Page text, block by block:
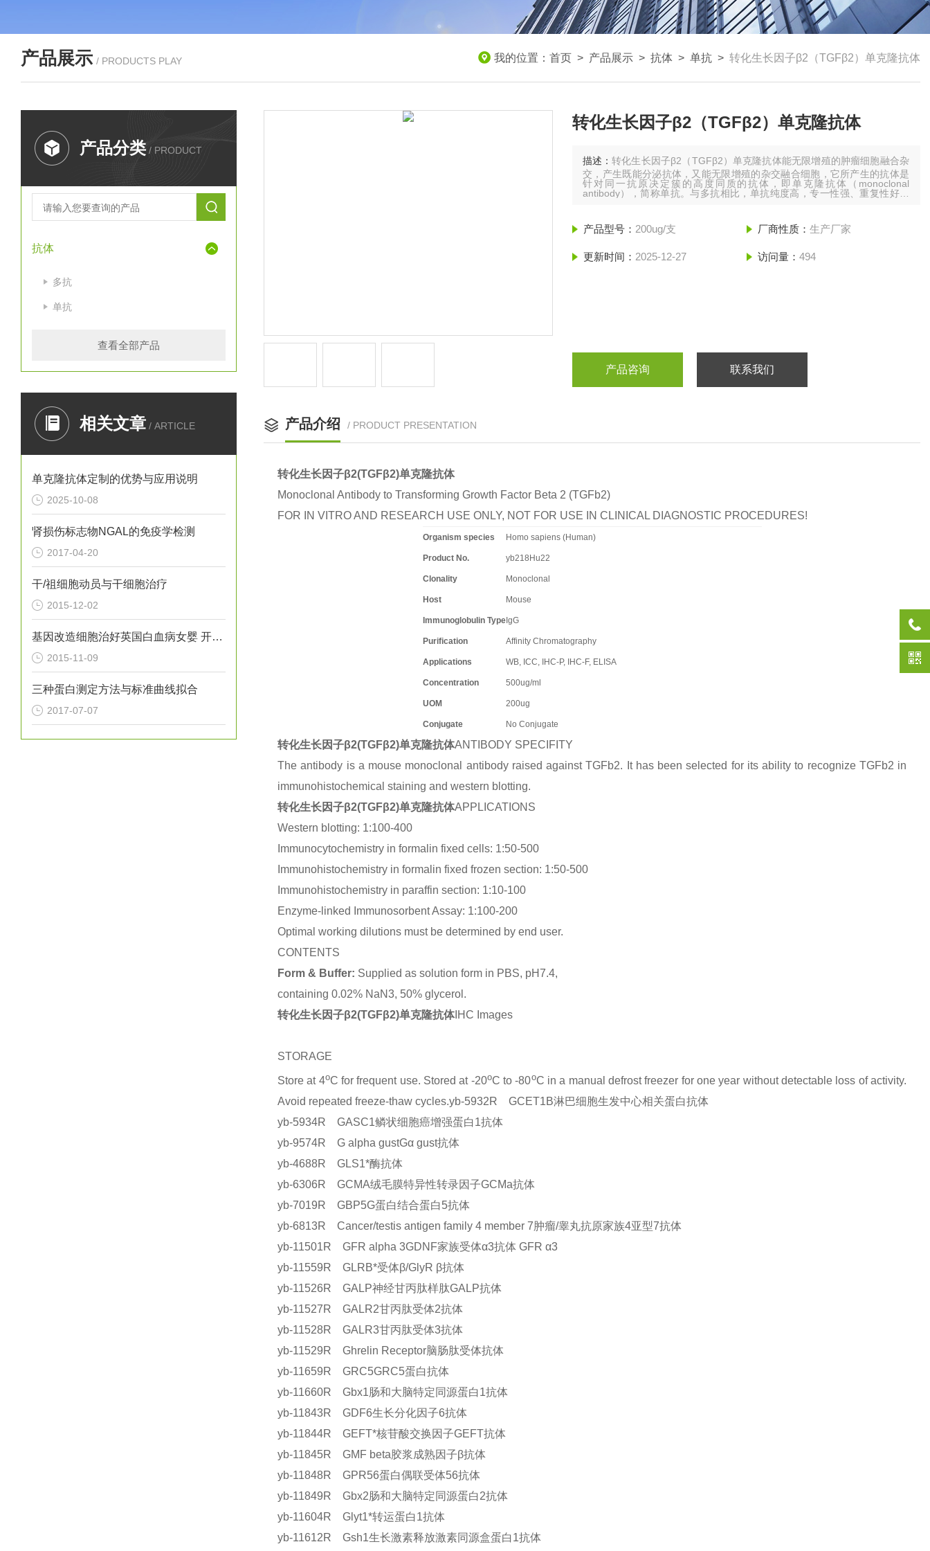
产品展示 / PRODUCTS PLAY 我的位置： 首页 > 产品展示 > 抗体 > 单抗 > 转化生长因子β2（TGFβ2）单克隆抗体
产品分类 / PRODUCT
抗体
多抗
单抗
查看全部产品
相关文章 / ARTICLE
单克隆抗体定制的优势与应用说明
2025-10-08
肾损伤标志物NGAL的免疫学检测
2017-04-20
干/祖细胞动员与干细胞治疗
2015-12-02
基因改造细胞治好英国白血病女婴 开创*
2015-11-09
三种蛋白测定方法与标准曲线拟合
2017-07-07
转化生长因子β2（TGFβ2）单克隆抗体
描述：转化生长因子β2（TGFβ2）单克隆抗体能无限增殖的肿瘤细胞融合杂
交，产生既能分泌抗体，又能无限增殖的杂交融合细胞，它所产生的抗体是
针对同一抗原决定簇的高度同质的抗体，即单克隆抗体（monoclonal
antibody），简称单抗。与多抗相比，单抗纯度高，专一性强、重复性好、
产品型号： 200ug/支 厂商性质： 生产厂家
更新时间： 2025-12-27 访问量： 494
产品咨询 联系我们
产品介绍 / PRODUCT PRESENTATION
转化生长因子β2(TGFβ2)单克隆抗体
Monoclonal Antibody to Transforming Growth Factor Beta 2 (TGFb2)
FOR IN VITRO AND RESEARCH USE ONLY, NOT FOR USE IN CLINICAL DIAGNOSTIC PROCEDURES!
Organism species Homo sapiens (Human)
Product No. yb218Hu22
Clonality Monoclonal
Host Mouse
Immunoglobulin TypeIgG
Purification Affinity Chromatography
Applications WB, ICC, IHC-P, IHC-F, ELISA
Concentration 500ug/ml
UOM 200ug
Conjugate No Conjugate
转化生长因子β2(TGFβ2)单克隆抗体ANTIBODY SPECIFITY
The antibody is a mouse monoclonal antibody raised against TGFb2. It has been selected for its ability to recognize TGFb2 in
immunohistochemical staining and western blotting.
转化生长因子β2(TGFβ2)单克隆抗体APPLICATIONS
Western blotting: 1:100-400
Immunocytochemistry in formalin fixed cells: 1:50-500
Immunohistochemistry in formalin fixed frozen section: 1:50-500
Immunohistochemistry in paraffin section: 1:10-100
Enzyme-linked Immunosorbent Assay: 1:100-200
Optimal working dilutions must be determined by end user.
CONTENTS
Form & Buffer: Supplied as solution form in PBS, pH7.4,
containing 0.02% NaN3, 50% glycerol.
转化生长因子β2(TGFβ2)单克隆抗体IHC Images
STORAGE
Store at 4oC for frequent use. Stored at -20oC to -80oC in a manual defrost freezer for one year without detectable loss of activity.
Avoid repeated freeze-thaw cycles.yb-5932R GCET1B淋巴细胞生发中心相关蛋白抗体
yb-5934R GASC1鳞状细胞癌增强蛋白1抗体
yb-9574R G alpha gustGα gust抗体
yb-4688R GLS1*酶抗体
yb-6306R GCMA绒毛膜特异性转录因子GCMa抗体
yb-7019R GBP5G蛋白结合蛋白5抗体
yb-6813R Cancer/testis antigen family 4 member 7肿瘤/睾丸抗原家族4亚型7抗体
yb-11501R GFR alpha 3GDNF家族受体α3抗体 GFR α3
yb-11559R GLRB*受体β/GlyR β抗体
yb-11526R GALP神经甘丙肽样肽GALP抗体
yb-11527R GALR2甘丙肽受体2抗体
yb-11528R GALR3甘丙肽受体3抗体
yb-11529R Ghrelin Receptor脑肠肽受体抗体
yb-11659R GRC5GRC5蛋白抗体
yb-11660R Gbx1肠和大脑特定同源蛋白1抗体
yb-11843R GDF6生长分化因子6抗体
yb-11844R GEFT*核苷酸交换因子GEFT抗体
yb-11845R GMF beta胶浆成熟因子β抗体
yb-11848R GPR56蛋白偶联受体56抗体
yb-11849R Gbx2肠和大脑特定同源蛋白2抗体
yb-11604R Glyt1*转运蛋白1抗体
yb-11612R Gsh1生长激素释放激素同源盒蛋白1抗体